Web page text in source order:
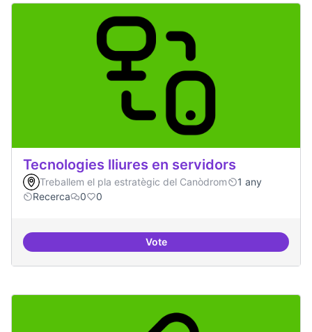
Tecnologies lliures en servidors
Treballem el pla estratègic del Canòdrom
1 any
Recerca
0 0
VoteTecnologies lliures en servidors